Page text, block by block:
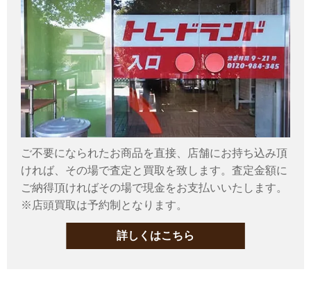
ご不要になられたお商品を直接、店舗にお持ち込み頂
ければ、その場で査定と買取を致します。査定金額に
ご納得頂ければその場で現金をお支払いいたします。
※店頭買取は予約制となります。
詳しくはこちら